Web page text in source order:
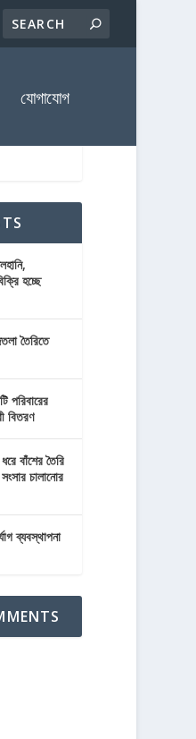
যোগাযোগ
হচ্ছে
তৈরিতে
পরিবারের
বিতরণ
বাঁশের তৈরি
চালানোর
ব্যবস্থাপনা